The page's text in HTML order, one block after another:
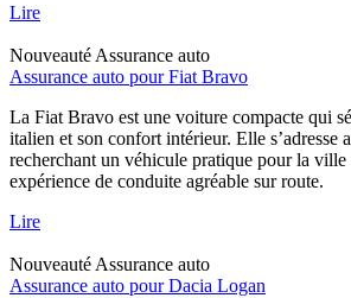
Lire
Nouveauté Assurance auto
Assurance auto pour Fiat Bravo
La Fiat Bravo est une voiture compacte qui
italien et son confort intérieur. Elle s’adresse
recherchant un véhicule pratique pour la
expérience de conduite agréable sur route.
Lire
Nouveauté Assurance auto
Assurance auto pour Dacia Logan